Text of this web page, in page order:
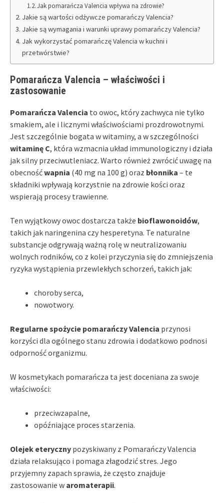
Jak pomarańcza Valencia wpływa na zdrowie?
Jakie są wartości odżywcze pomarańczy Valencia?
Jakie są wymagania i warunki uprawy pomarańczy Valencia?
Jak wykorzystać pomarańczę Valencia w kuchni i
przetwórstwie?
Pomarańcza Valencia – właściwości i
zastosowanie
Pomarańcza Valencia to owoc, który zachwyca nie tylko
smakiem, ale i licznymi właściwościami prozdrowotnymi.
Jest szczególnie bogata w witaminy, a w szczególności
witaminę C, która wzmacnia układ immunologiczny i działa
jak silny przeciwutleniacz. Warto również zwrócić uwagę na
obecnośćwapnia (40 mg na 100 g) oraz błonnika – te
składniki wpływają korzystnie na zdrowie kości oraz
wspierają procesy trawienne.
Ten wyjątkowy owoc dostarcza także bioflawonoidów,
takich jak naringenina czy hesperetyna. Te naturalne
substancje odgrywają ważną rolę w neutralizowaniu
wolnych rodników, co z kolei przyczynia się do zmniejszenia
ryzyka wystąpienia przewlekłych schorzeń, takich jak:
choroby serca,
nowotwory.
Regularne spożycie pomarańczy Valencia przynosi
korzyści dla ogólnego stanu zdrowia i dodatkowo podnosi
odporność organizmu.
W kosmetykach pomarańcza ta jest doceniana za swoje
właściwości:
przeciwzapalne,
opóźniające proces starzenia.
Olejek eteryczny pozyskiwany z Pomarańczy Valencia
działa relaksująco i pomaga złagodzić stres. Jego
przyjemny zapach sprawia, że często znajduje
zastosowanie w aromaterapii.